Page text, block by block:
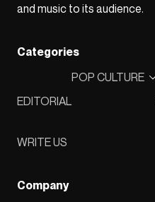
and music to its audience.
Categories
EDITORIAL
POP CULTURE
WRITE US
Company